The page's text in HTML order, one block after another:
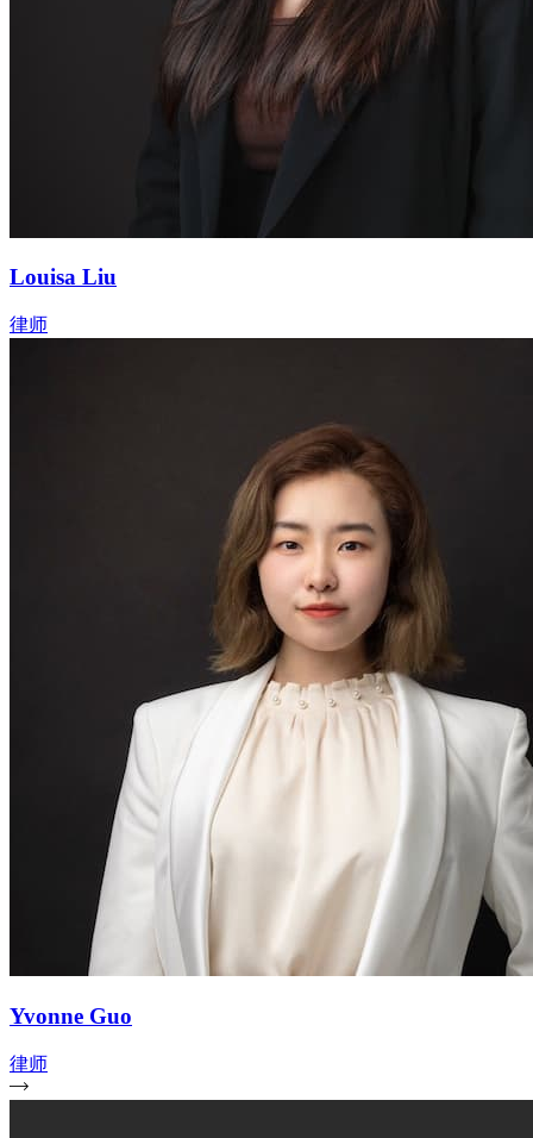
Louisa Liu
律师
Yvonne Guo
律师